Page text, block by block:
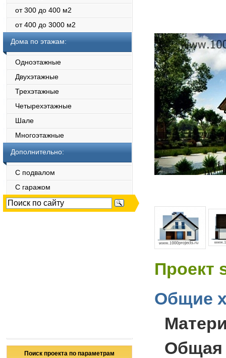
от 300 до 400 м2
от 400 до 3000 м2
Дома по этажам:
Одноэтажные
Двухэтажные
Трехэтажные
Четырехэтажные
Шале
Многоэтажные
Дополнительно:
С подвалом
С гаражом
Поиск проекта по параметрам
Проект
Общие
Общая